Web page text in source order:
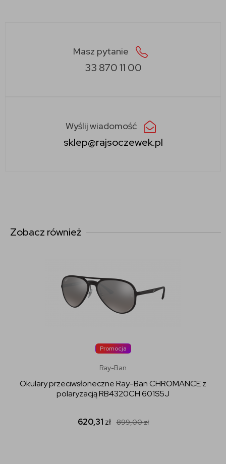
Masz pytanie
33 870 11 00
Wyślij wiadomość
sklep@rajsoczewek.pl
Zobacz również
Promocja
Ray-Ban
Okulary przeciwsłoneczne Ray-Ban CHROMANCE z
polaryzacją RB4320CH 601S5J
620,31 zł 899,00zł